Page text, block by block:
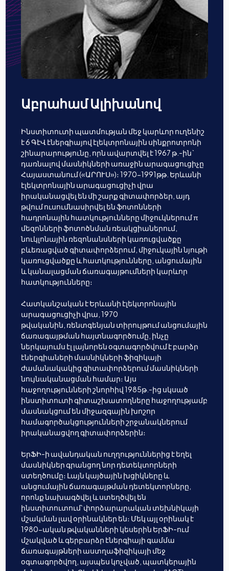
Աբրահամ Ալիխանով
Ինստիտուտի պատմության մեջ կարևոր ուղենիշ
է 6 ԳէՎ էներգիայով էլեկտրոնային սինքրոտրոնի
շինարարությունը, որն ավարտվել է 1967 թ.-ին`
դառնալով մասնիկների առաջին արագացուցիչը
Հայաստանում («ԱՐՈՒՍ»)։ 1970-1991թթ. Երևանի
էլեկտրոնային արագացուցիչի վրա
իրականացվել են մի շարք գիտափորձեր, այդ
թվում ուսումնասիրվել են ֆոտոնների
հադրոնային հատկությունները միջուկներում π
մեզոնների ֆոտոծնման ռեակցիաներում,
նուկլոնային ռեզոնանսների կառուցվածքը
բևեռացված գիտափորձերում, միջուկային նյութի
կառուցվածքը և հատկությունները, անցումային
և կանալացման ճառագայթումների կարևոր
հատկությունները։
Հատկանշական է Երևանի էլեկտրոնային
արագացուցիչի վրա, 1970
թվականին, ռենտգենյան տիրույթում անցումային
ճառագայթման հայտնագործումը, ինչը
ներկայումս էլ լայնորեն օգտագործվում է բարձր
էներգիաների մասնիկների ֆիզիկայի
ժամանակակից գիտափորձերում մասնիկների
նույնականացման համար։ Այս
հաջողությունների շնորհիվ 1985թ.-ից սկսած
ինստիտուտի գիտաշխատողները հաջողությամբ
մասնակցում են միջազգային խոշոր
համագործակցությունների շրջանակներում
իրականացվող գիտափորձերին։
ԵրՖԻ-ի ավանդական ուղղություններից է եղել
մասնիկներ գրանցող նոր դետեկտորների
ստեղծումը։ Լայն կայծային խցիկները և
անցումային ճառագայթման դետեկտորները,
որոնք նախագծվել և ստեղծվել են
ինստիտուտում՝ փորձարարական տեխնիկայի
մշակման լավ օրինակներ են։ Մեկ այլ օրինակ է
1980-ական թվականների կեսերին ԵրՖԻ-ում
մշակված և գերբարձր էներգիայի գամմա
ճառագայթների աստղաֆիզիկայի մեջ
օգտագործվող, այսպես կոչված, պատկերային